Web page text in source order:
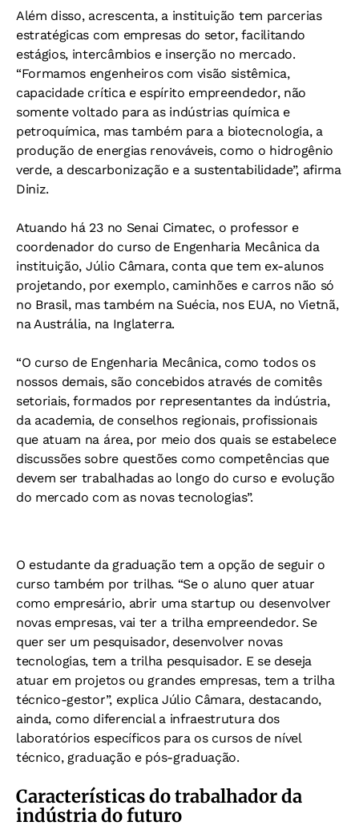
Além disso, acrescenta, a instituição tem parcerias
estratégicas com empresas do setor, facilitando
estágios, intercâmbios e inserção no mercado.
“Formamos engenheiros com visão sistêmica,
capacidade crítica e espírito empreendedor, não
somente voltado para as indústrias química e
petroquímica, mas também para a biotecnologia, a
produção de energias renováveis, como o hidrogênio
verde, a descarbonização e a sustentabilidade”, afirma
Diniz.
Atuando há 23 no Senai Cimatec, o professor e
coordenador do curso de Engenharia Mecânica da
instituição, Júlio Câmara, conta que tem ex-alunos
projetando, por exemplo, caminhões e carros não só
no Brasil, mas também na Suécia, nos EUA, no Vietnã,
na Austrália, na Inglaterra.
“O curso de Engenharia Mecânica, como todos os
nossos demais, são concebidos através de comitês
setoriais, formados por representantes da indústria,
da academia, de conselhos regionais, profissionais
que atuam na área, por meio dos quais se estabelece
discussões sobre questões como competências que
devem ser trabalhadas ao longo do curso e evolução
do mercado com as novas tecnologias”.
O estudante da graduação tem a opção de seguir o
curso também por trilhas. “Se o aluno quer atuar
como empresário, abrir uma startup ou desenvolver
novas empresas, vai ter a trilha empreendedor. Se
quer ser um pesquisador, desenvolver novas
tecnologias, tem a trilha pesquisador. E se deseja
atuar em projetos ou grandes empresas, tem a trilha
técnico-gestor”, explica Júlio Câmara, destacando,
ainda, como diferencial a infraestrutura dos
laboratórios específicos para os cursos de nível
técnico, graduação e pós-graduação.
Características do trabalhador da
indústria do futuro